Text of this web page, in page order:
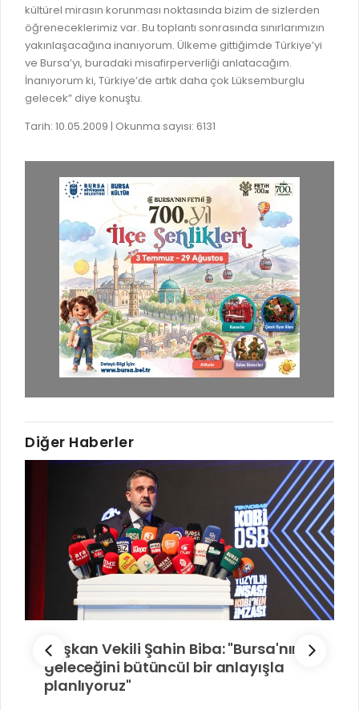
İMAR PLANI DEĞİŞİKLİKLERİ
UKOME TOPLANTILARI
FOTOĞRAF GALERİSİ
YÖNETİM SİSTEMLERİ
VİZYON & MİSYON
POLİTİKALARIMIZ
ENTEGRE YÖNETIM SISTEMI
KALITE BELGELERIMIZ
KVKK AYDINLATMA METNI
YÖNETMELIKLER / YÖNERGELER
EVRAK TAKİBİ
MEZARLIK BİLGİ SİSTEMİ
GENEL EVRAK KAYIT
LOKMA DAĞITIM İZNİ BAŞVURUSU
BAĞLANTILAR
WEB - MOBIL UYGULAMALARIMIZ
KURUM İÇİ UYGULAMALAR
E-DEVLET KAPISI
NÖBETÇİ ECZANELER
HAL FİYATLARI
SANAL TURLAR
KURUMLAR
RUHSATLI HAFRİYAT ALANLARI
ŞİKAYET TAKİBİ (KURUMLAR)
MÜHENDİS, MİMAR VE SÜRVEYAN KAYITLARI (İLÇE
MÜHENDİS, MİMAR VE SÜRVEYAN KAYITLARI
VEFAT KAYDI GİRİŞİ (İLÇE BELEDİYELER)
YER SEÇİM BELGESİ, MOBİL VE SAHA DOLABI BAŞVURULARI
GÜNLÜK KAZI ÇALIŞMALARI
TARIMSAL AMAÇLI METEOROLOJİ İSTASYON VERİLERİ
kültürel mirasın korunması noktasında bizim de sizlerden
öğreneceklerimiz var. Bu toplantı sonrasında sınırlarımızın
yakınlaşacağına inanıyorum. Ülkeme gittiğimde Türkiye’yi
ve Bursa’yı, buradaki misafirperverliği anlatacağım.
İnanıyorum ki, Türkiye’de artık daha çok Lüksemburglu
gelecek” diye konuştu.
Tarih: 10.05.2009 | Okunma sayısı: 6131
Diğer Haberler
Başkan Vekili Şahin Biba: "Bursa'nın
geleceğini bütüncül bir anlayışla
planlıyoruz"